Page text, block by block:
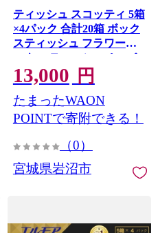
ティッシュ スコッティ 5箱
×4パック 合計20箱 ボック
スティッシュ フラワーボ
ックス ティッシュペーパ
ー BOXティッシュ 箱ティ
ッシュ 日用品 消耗品 生活
用品 常備品 必需品 日本製
防災備蓄 備蓄 防災 てぃっ
ティッシュ 宮城県 岩沼市
13,000 円
たまったWAON
POINTで寄附できる！
（0）
宮城県岩沼市